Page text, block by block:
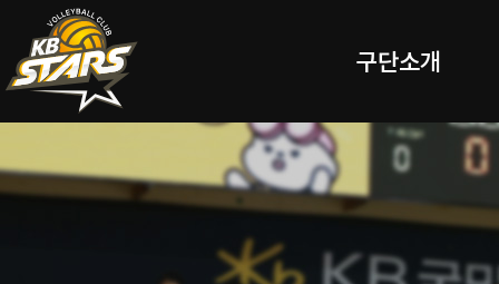
구단소개